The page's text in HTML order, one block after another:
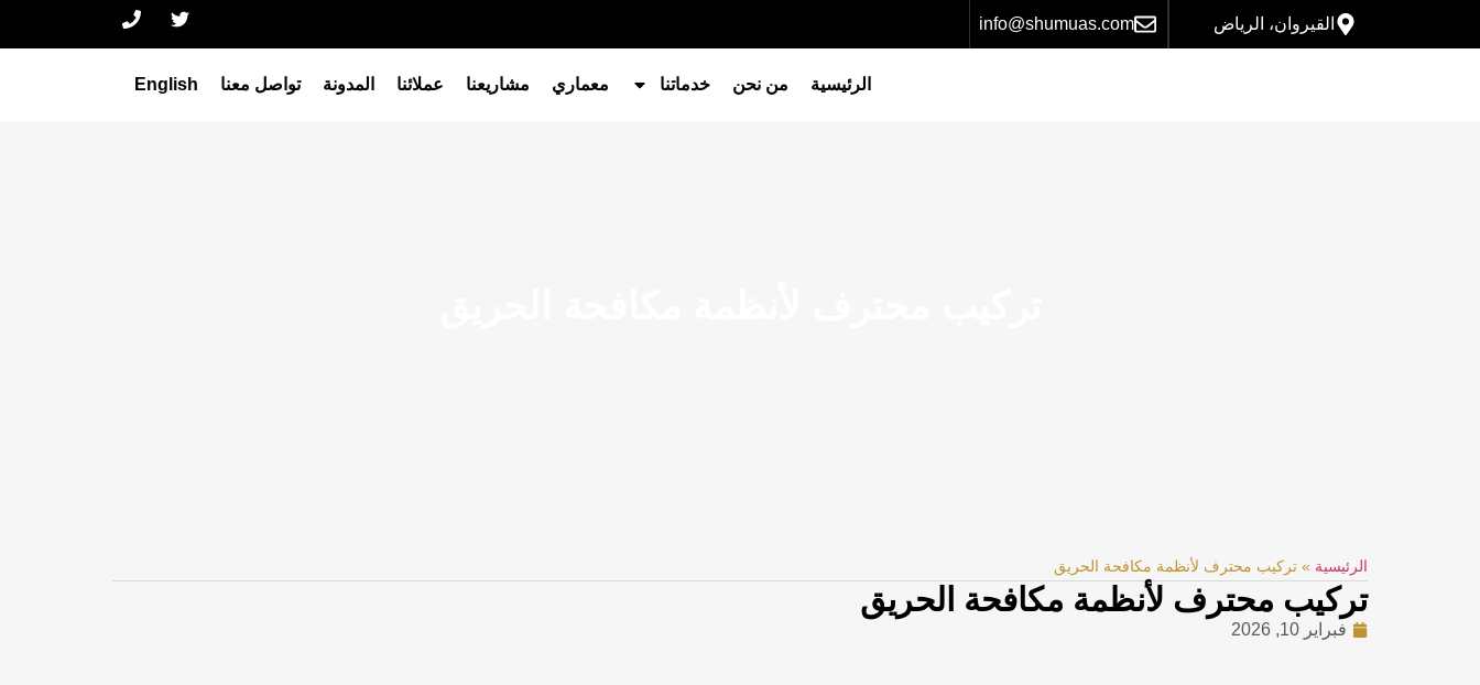
القيروان، الرياض info@shumuas.com
الرئيسية من نحن خدماتنا معماري مشاريعنا عملائنا المدونة تواصل معنا English
الرئيسية » تركيب محترف لأنظمة مكافحة الحريق
تركيب محترف لأنظمة مكافحة الحريق
فبراير 10, 2026